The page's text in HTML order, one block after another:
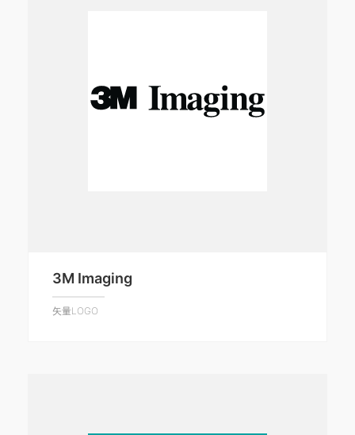
3M Imaging
矢量LOGO